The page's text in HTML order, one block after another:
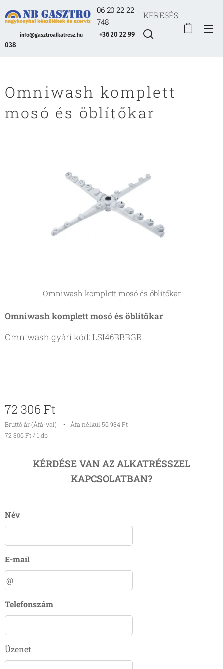
06 20 22 22
748
info@gasztroalkatresz.hu
+36 20 22 99
038
KERESÉS
Omniwash komplett
mosó és öblítőkar
Omniwash komplett mosó és öblítőkar
Omniwash komplett mosó és öblítőkar
Omniwash gyári kód: LSI46BBBGR
72 306 Ft
Bruttó ár (Áfá-val)
Áfa nélkül 56 934 Ft
72 306 Ft / 1 db
KÉRDÉSE VAN AZ ALKATRÉSSZEL
KAPCSOLATBAN?
Név
E-mail
Telefonszám
Üzenet